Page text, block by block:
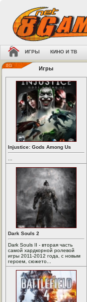
ИГРЫ КИНО И ТВ
Игры
Injustice: Gods Among Us
Dark Souls 2
Dark Souls II - вторая часть
самой хардкорной ролевой
игры 2011-2012 года, с новым
героем, сюжето...